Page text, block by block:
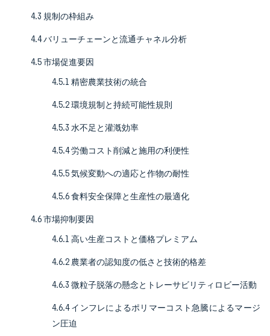
4.3 規制の枠組み
4.4 バリューチェーンと流通チャネル分析
4.5 市場促進要因
4.5.1 精密農業技術の統合
4.5.2 環境規制と持続可能性規則
4.5.3 水不足と灌漑効率
4.5.4 労働コスト削減と施用の利便性
4.5.5 気候変動への適応と作物の耐性
4.5.6 食料安全保障と生産性の最適化
4.6 市場抑制要因
4.6.1 高い生産コストと価格プレミアム
4.6.2 農業者の認知度の低さと技術的格差
4.6.3 微粒子脱落の懸念とトレーサビリティロビー活動
4.6.4 インフレによるポリマーコスト急騰によるマージ
ン圧迫